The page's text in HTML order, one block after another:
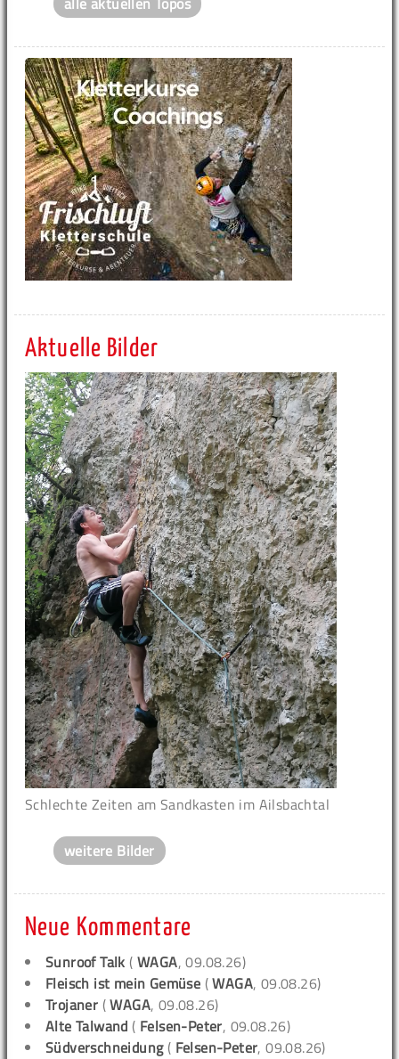
Aktuelle Bilder
Schlechte Zeiten am Sandkasten im Ailsbachtal
weitere Bilder
Neue Kommentare
Sunroof Talk (WAGA, 09.08.26)
Fleisch ist mein Gemüse (WAGA, 09.08.26)
Trojaner (WAGA, 09.08.26)
Alte Talwand ( Felsen-Peter, 09.08.26)
Südverschneidung( Felsen-Peter, 09.08.26)